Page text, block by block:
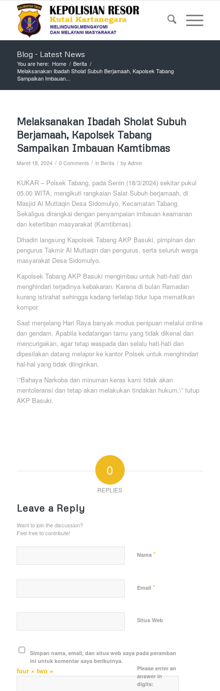
Blog - Latest News
You are here: Home / Berita /
Melaksanakan Ibadah Sholat Subuh Berjamaah, Kapolsek Tabang
Sampaikan Imbauan...
Melaksanakan Ibadah Sholat Subuh
Berjamaah, Kapolsek Tabang
Sampaikan Imbauan Kamtibmas
Maret 18, 2024 / 0 Comments / in Berita / by Admin
KUKAR – Polsek Tabang, pada Senin (18/3/2024) sekitar pukul
05.00 WITA, mengikuti rangkaian Salat Subuh berjamaah, di
Masjid Al Muttaqin Desa Sidomulyo, Kecamatan Tabang.
Sekaligus dirangkai dengan penyampaian imbauan keamanan
dan ketertiban masyarakat (Kamtibmas).
Dihadiri langsung Kapolsek Tabang AKP Basuki, pimpinan dan
pengurus Takmir Al Muttaqin dan pengurus, serta seluruh warga
masyarakat Desa Sidomulyo.
Kapolsek Tabang AKP Basuki mengimbau untuk hati-hati dan
menghindari terjadinya kebakaran. Karena di bulan Ramadan
kurang istirahat sehingga kadang terlelap tidur lupa mematikan
kompor.
Saat menjelang Hari Raya banyak modus penipuan melalui online
dan gendam. Apabila kedatangan tamu yang tidak dikenal dan
mencurigakan, agar tetap waspada dan selalu hati-hati dan
dipesilakan datang melapor ke kantor Polsek untuk menghindari
hal-hal yang tidak diinginkan.
\”Bahaya Narkoba dan minuman keras kami tidak akan
mentoleransi dan tetap akan melakukan tindakan hukum,\” tutup
AKP Basuki.
0
REPLIES
Leave a Reply
Want to join the discussion?
Feel free to contribute!
Nama *
Email *
Situs Web
Simpan nama, email, dan situs web saya pada peramban
ini untuk komentar saya berikutnya.
Please enter an
answer in
digits:
four × two =